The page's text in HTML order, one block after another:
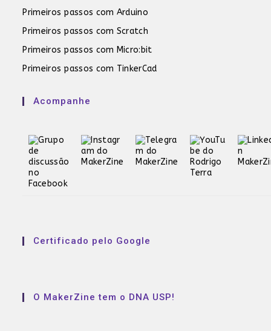
Primeiros passos com Arduino
Primeiros passos com Scratch
Primeiros passos com Micro:bit
Primeiros passos com TinkerCad
Acompanhe
Certificado pelo Google
O MakerZine tem o DNA USP!